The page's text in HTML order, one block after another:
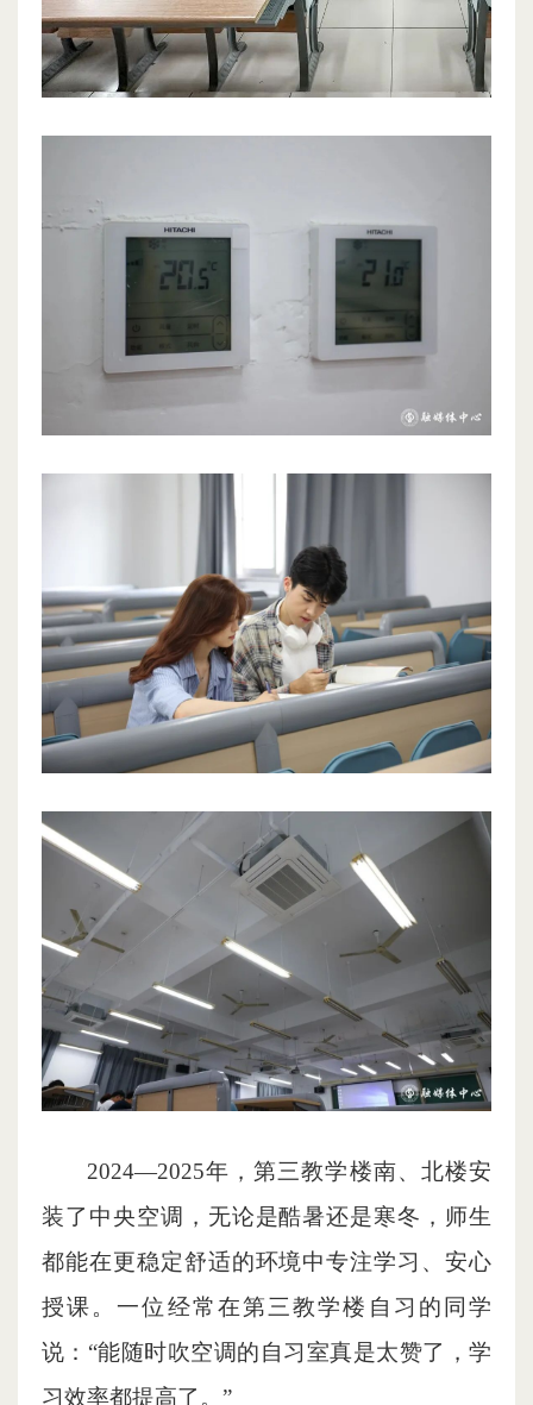
2024—2025年，第三教学楼南、北楼安
装了中央空调，无论是酷暑还是寒冬，师生
都能在更稳定舒适的环境中专注学习、安心
授课。一位经常在第三教学楼自习的同学
说：“能随时吹空调的自习室真是太赞了，学
习效率都提高了。”